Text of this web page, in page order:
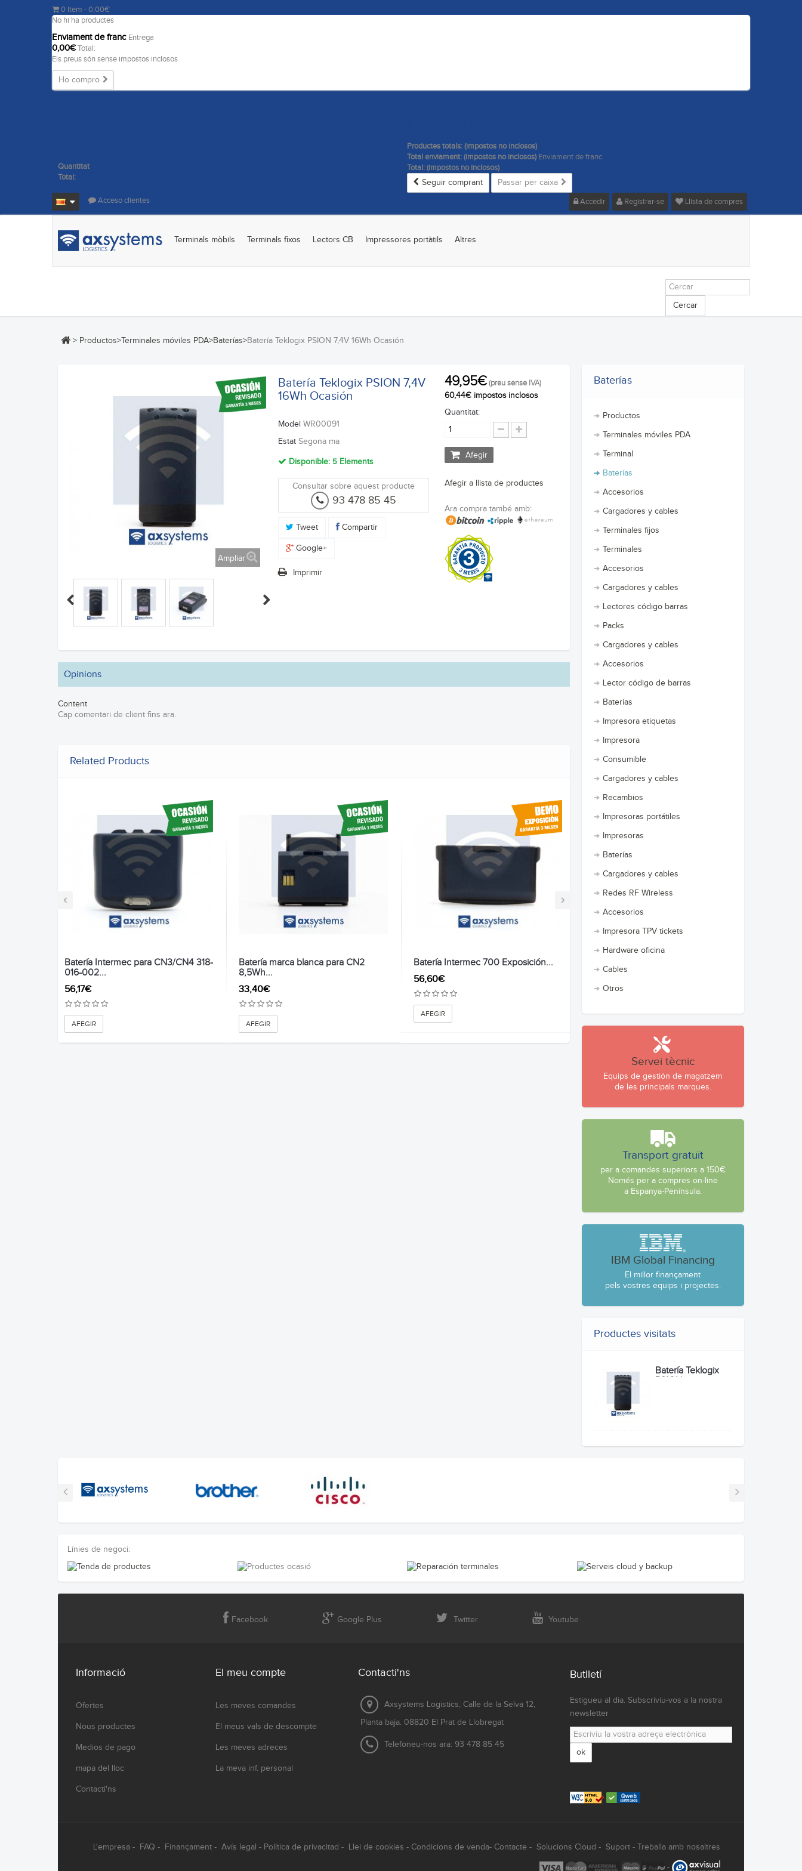
0 Item - 0,00€
No hi ha productes
Enviament de franc Entrega
0,00€Total:
Els preus són sense impostos inclosos
Ho compro
Quantitat
Total:
Productes totals: (impostos no inclosos)
Total enviament: (impostos no inclosos) Enviament de franc
Total: (impostos no inclosos)
Seguir comprant
Passar per caixa
Accedir
Registrar-se Llista de compres
Acceso clientes
Terminals mòbils Terminals fixos Lectors CB Impressores portàtils Altres
Cercar
> Productos>Terminales móviles PDA>Baterías>Batería Teklogix PSION 7,4V 16Wh Ocasión
Ampliar
Batería Teklogix PSION 7,4V
16Wh Ocasión
Model WR00091
Estat Segona ma
Disponible: 5 Elements
Consultar sobre aquest producte
93 478 85 45
Tweet Compartir
Google+
Imprimir
49,95€(preu sense IVA)
60,44€ impostos inclosos
Quantitat:
Afegir
Afegir a llista de productes
Ara compra també amb:
Opinions
Content
Cap comentari de client fins ara.
Related Products
‹ ›
Batería Intermec para CN3/CN4 318-
016-002...
56,17€
AFEGIR
Batería marca blanca para CN2
8,5Wh...
33,40€
AFEGIR
Batería Intermec 700 Exposición...
56,60€
AFEGIR
Baterías
Productos
Terminales móviles PDA
Terminal
Baterías
Accesorios
Cargadores y cables
Terminales fijos
Terminales
Accesorios
Cargadores y cables
Lectores código barras
Packs
Cargadores y cables
Accesorios
Lector código de barras
Baterías
Impresora etiquetas
Impresora
Consumible
Cargadores y cables
Recambios
Impresoras portátiles
Impresoras
Baterías
Cargadores y cables
Redes RF Wireless
Accesorios
Impresora TPV tickets
Hardware oficina
Cables
Otros
Servei tècnic
Equips de gestión de magatzem
de les principals marques.
Transport gratuït
per a comandes superiors a 150€
Només per a compres on-line
a Espanya-Península.
IBM Global Financing
El millor finançament
pels vostres equips i projectes.
Productes visitats
Batería Teklogix
PSION...
Línies de negoci:
Facebook Google Plus Twitter Youtube
Informació
Ofertes
Nous productes
Medios de pago
mapa del lloc
Contacti'ns
El meu compte
Les meves comandes
El meus vals de descompte
Les meves adreces
La meva inf. personal
Contacti'ns
Axsystems Logistics, Calle de la Selva 12,
Planta baja. 08820 El Prat de Llobregat
Telefoneu-nos ara: 93 478 85 45
Butlletí
Estigueu al dia. Subscriviu-vos a la nostra
newsletter
ok
L'empresa - FAQ - Finançament - Avís legal - Política de privacitad - Llei de cookies - Condicions de venda- Contacte - Solucions Cloud - Suport - Treballa amb nosaltres
-